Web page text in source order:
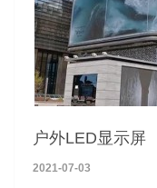
户外LED显示屏
2021-07-03